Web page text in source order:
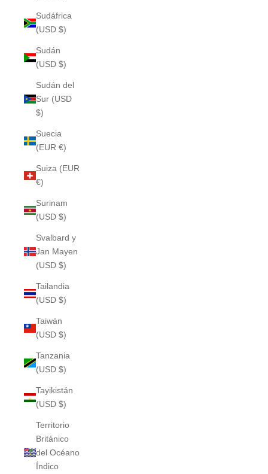
Sudáfrica
(USD $)
Sudán
(USD $)
Sudán del
Sur (USD
$)
Suecia
(EUR €)
Suiza (EUR
€)
Surinam
(USD $)
Svalbard y
Jan Mayen
(USD $)
Tailandia
(USD $)
Taiwán
(USD $)
Tanzania
(USD $)
Tayikistán
(USD $)
Territorio
Británico
del Océano
Índico